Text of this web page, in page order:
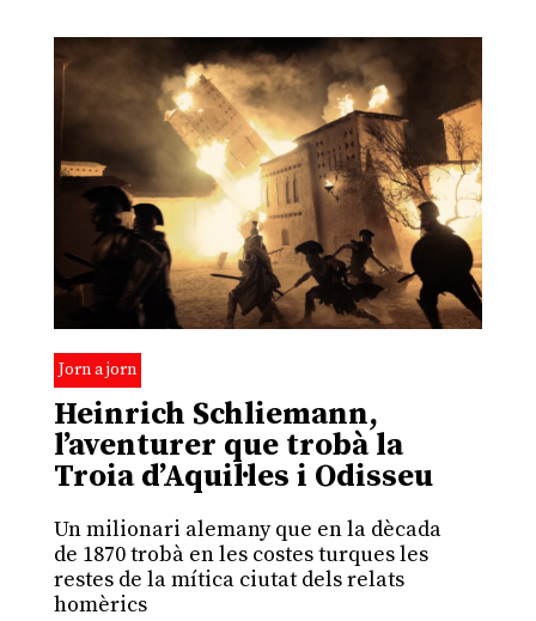
Jorn a jorn
Heinrich Schliemann,
l’aventurer que trobà la
Troia d’Aquil·les i Odisseu
Un milionari alemany que en la dècada
de 1870 trobà en les costes turques les
restes de la mítica ciutat dels relats
homèrics